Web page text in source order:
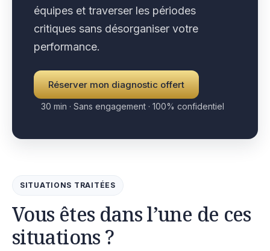
équipes et traverser les périodes
critiques sans désorganiser votre
performance.
Réserver mon diagnostic offert
30 min · Sans engagement · 100% confidentiel
SITUATIONS TRAITÉES
Vous êtes dans l’une de ces
situations ?